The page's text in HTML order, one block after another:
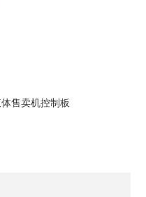
售卖机控制板